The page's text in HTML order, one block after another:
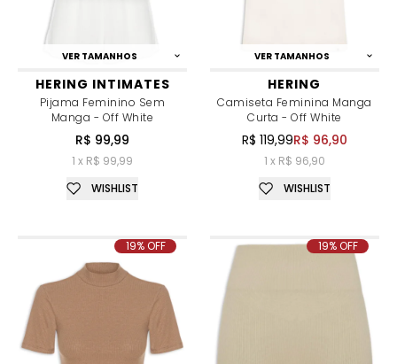
VER TAMANHOS
HERING INTIMATES
Pijama Feminino Sem
Manga - Off White
R$ 99,99
1 x R$ 99,99
WISHLIST
VER TAMANHOS
HERING
Camiseta Feminina Manga
Curta - Off White
R$ 119,99R$ 96,90
1 x R$ 96,90
WISHLIST
19% OFF 19% OFF